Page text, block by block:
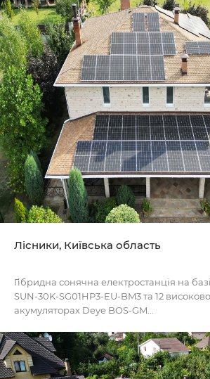
Лісники, Київська область
Гібридна сонячна електростанція на
SUN-30K-SG01HP3-EU-BM3 та 12
акумуляторах Deye BOS-GM...